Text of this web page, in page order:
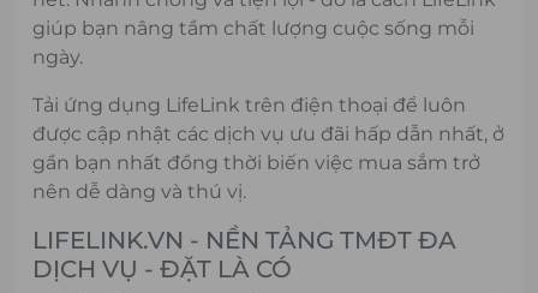
giúp bạn nâng tầm chất lượng cuộc sống mỗi
ngày.
Tải ứng dụng LifeLink trên điện thoại để luôn
được cập nhật các dịch vụ ưu đãi hấp dẫn nhất, ở
gần bạn nhất đồng thời biến việc mua sắm trở
nên dễ dàng và thú vị.
LIFELINK.VN - NỀN TẢNG TMĐT ĐA
DỊCH VỤ - ĐẶT LÀ CÓ